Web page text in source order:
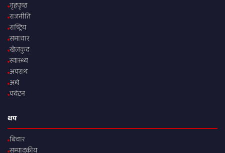
गृहपृष्ठ
राजनीति
राष्ट्रिय
समाचार
खेलकुद
स्वास्थ्य
अपराध
अर्थ
पर्यटन
थप
बिचार